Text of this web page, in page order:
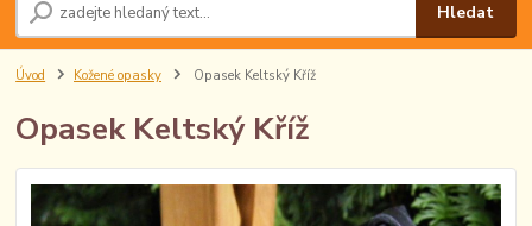
Hledat
Úvod Kožené opasky Opasek Keltský Kříž
Opasek Keltský Kříž